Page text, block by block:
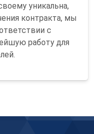
уникальна,
контракта, мы
с
работу для